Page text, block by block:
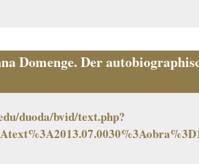
Domenge. Der
duoda/bvid/text.php?